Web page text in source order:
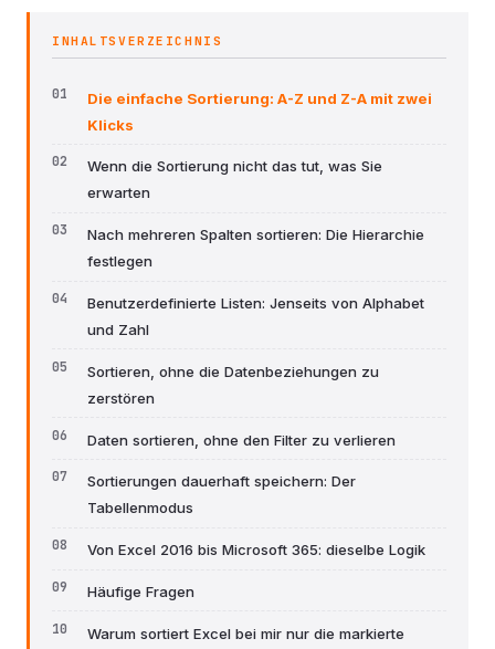
INHALTSVERZEICHNIS
Die einfache Sortierung: A-Z und Z-A mit zwei
Klicks
Wenn die Sortierung nicht das tut, was Sie
erwarten
Nach mehreren Spalten sortieren: Die Hierarchie
festlegen
Benutzerdefinierte Listen: Jenseits von Alphabet
und Zahl
Sortieren, ohne die Datenbeziehungen zu
zerstören
Daten sortieren, ohne den Filter zu verlieren
Sortierungen dauerhaft speichern: Der
Tabellenmodus
Von Excel 2016 bis Microsoft 365: dieselbe Logik
Häufige Fragen
Warum sortiert Excel bei mir nur die markierte